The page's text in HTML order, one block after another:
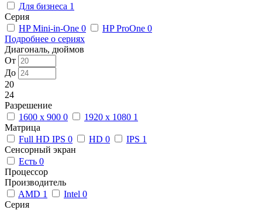
Для бизнеса 1
Серия
HP Mini-in-One 0 HP ProOne 0
Подробнее о сериях
Диагональ, дюймов
От
До
20
24
Разрешение
1600 x 900 0 1920 x 1080 1
Матрица
Full HD IPS 0 HD 0 IPS 1
Сенсорный экран
Есть 0
Процессор
Производитель
AMD 1 Intel 0
Серия